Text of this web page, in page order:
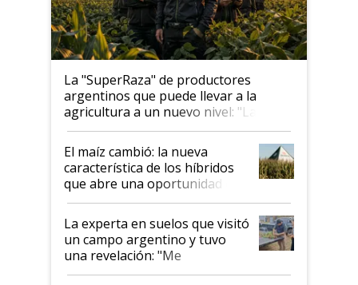
La "SuperRaza" de productores
argentinos que puede llevar a la
agricultura a un nuevo nivel: "Las
posibilidades de crecimiento son
infinitas"
El maíz cambió: la nueva
característica de los híbridos
que abre una oportunidad en
el lote
La experta en suelos que visitó
un campo argentino y tuvo
una revelación: "Me
impresionó mucho"